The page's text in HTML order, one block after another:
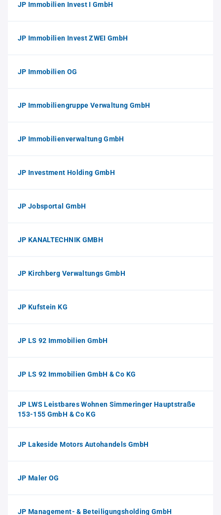
JP Immobilien Invest I GmbH
JP Immobilien Invest ZWEI GmbH
JP Immobilien OG
JP Immobiliengruppe Verwaltung GmbH
JP Immobilienverwaltung GmbH
JP Investment Holding GmbH
JP Jobsportal GmbH
JP KANALTECHNIK GMBH
JP Kirchberg Verwaltungs GmbH
JP Kufstein KG
JP LS 92 Immobilien GmbH
JP LS 92 Immobilien GmbH & Co KG
JP LWS Leistbares Wohnen Simmeringer Hauptstraße
153-155 GmbH & Co KG
JP Lakeside Motors Autohandels GmbH
JP Maler OG
JP Management- & Beteiligungsholding GmbH